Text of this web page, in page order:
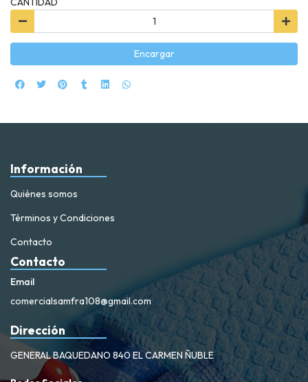
Encargar
Información
Quiénes somos
Términos y Condiciones
Contacto
Contacto
Email
comercialsamfra108@gmail.com
Dirección
GENERAL BAQUEDANO 840 EL CARMEN ÑUBLE